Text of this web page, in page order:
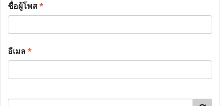
ชื่อผู้โพส*
อีเมล*